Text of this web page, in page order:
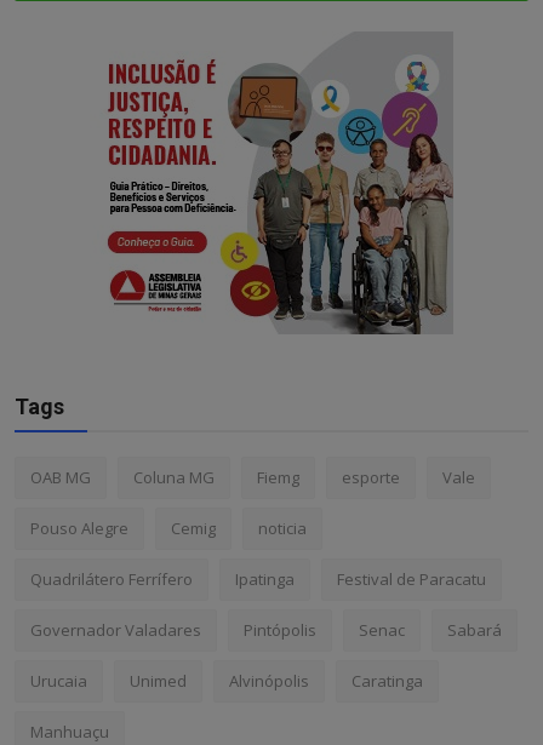
Tags
OAB MG Coluna MG Fiemg esporte Vale
Pouso Alegre Cemig noticia
Quadrilátero Ferrífero Ipatinga Festival de Paracatu
Governador Valadares Pintópolis Senac Sabará
Urucaia Unimed Alvinópolis Caratinga
Manhuaçu